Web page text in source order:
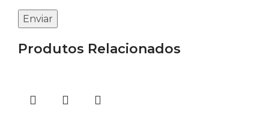
Produtos Relacionados